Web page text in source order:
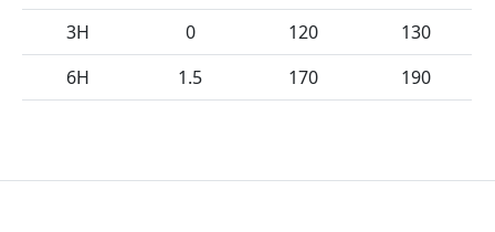
3H
0 120
130
6H
1.5 170 190